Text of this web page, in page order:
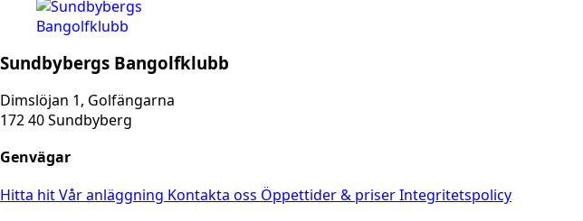
Sundbybergs Bangolfklubb
Dimslöjan 1, Golfängarna
172 40 Sundbyberg
Genvägar
Hitta hitVår anläggning Kontakta oss Öppettider & priserIntegritetspolicy